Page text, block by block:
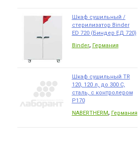
Шкаф сушильный /
стерилизатор Binder
ED 720 (Биндер ЕД 720)
Binder, Германия
Шкаф сушильный TR
120, 120 л, до 300 С,
сталь, с контролером
P170
NABERTHERM, Германия